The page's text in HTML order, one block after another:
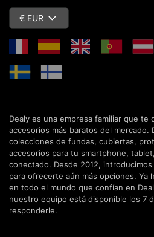
€ EUR
Dealy es una empresa familiar que te
accesorios más baratos del mercado.
colecciones de fundas, cubiertas,
accesorios para tu smartphone,
conectado. Desde 2012,
para ofrecerte aún más opciones. Ya
en todo el mundo que confían en
nuestro equipo está disponible los 7
responderle.